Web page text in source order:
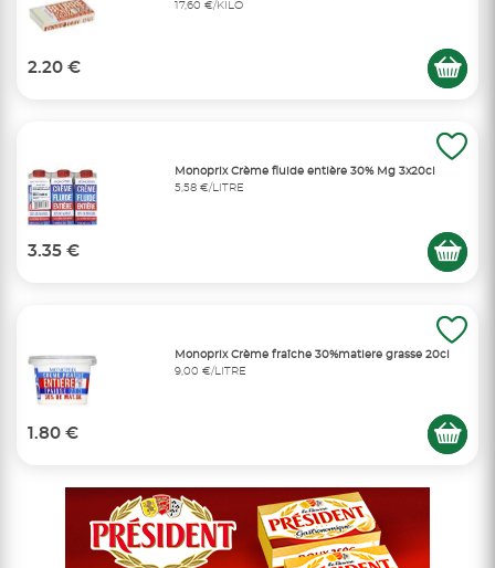
17,60 €/KILO
2.20 €
Monoprix Crème fluide entière 30% Mg 3x20cl
5,58 €/LITRE
3.35 €
Monoprix Crème fraîche 30%matiere grasse 20cl
9,00 €/LITRE
1.80 €